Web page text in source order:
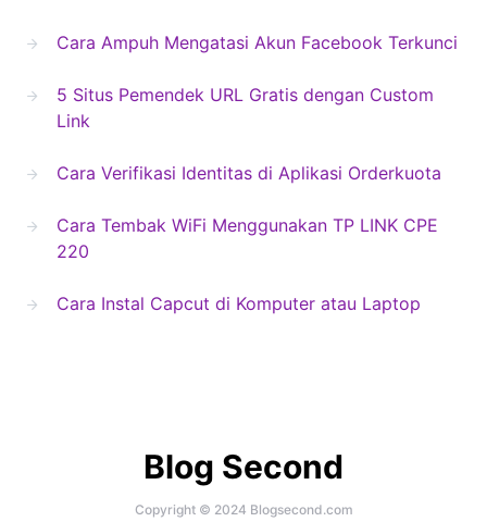
Cara Ampuh Mengatasi Akun Facebook Terkunci
5 Situs Pemendek URL Gratis dengan Custom
Link
Cara Verifikasi Identitas di Aplikasi Orderkuota
Cara Tembak WiFi Menggunakan TP LINK CPE
220
Cara Instal Capcut di Komputer atau Laptop
Blog Second
Copyright © 2024 Blogsecond.com